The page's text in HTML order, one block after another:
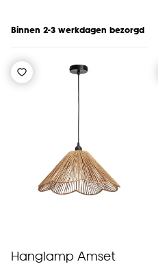
Binnen 2-3 werkdagen bezorgd
Hanglamp Amset